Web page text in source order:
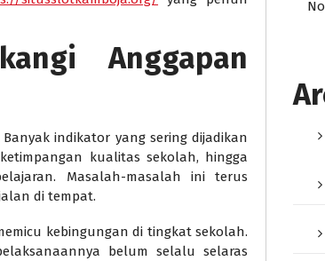
Anggapan
indikator yang sering dijadikan
kualitas sekolah, hingga
Masalah-masalah ini terus
di tempat.
kebingungan di tingkat sekolah.
belum selalu selaras